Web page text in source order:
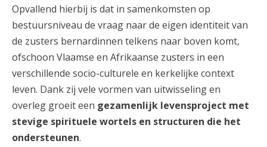
Opvallend hierbij is dat in samenkomsten op
bestuursniveau de vraag naar de eigen identiteit van
de zusters bernardinnen telkens naar boven komt,
ofschoon Vlaamse en Afrikaanse zusters in een
verschillende socio-culturele en kerkelijke context
leven. Dank zij vele vormen van uitwisseling en
overleg groeit een gezamenlijk levensproject met
stevige spirituele wortels en structuren die het
ondersteunen.